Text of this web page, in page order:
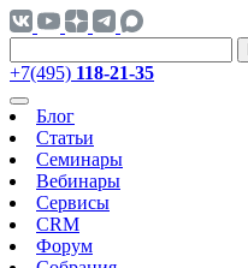
+7(495) 118-21-35
Блог
Статьи
Семинары
Вебинары
Сервисы
CRM
Форум